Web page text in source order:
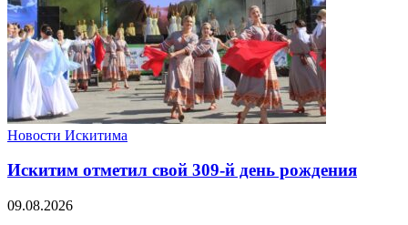
Новости Искитима
Искитим отметил свой 309-й день рождения
09.08.2026